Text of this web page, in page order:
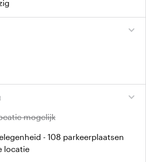
expand_more
expand_more
mogelijk
- 108 parkeerplaatsen
locatie